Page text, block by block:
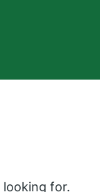
looking for.